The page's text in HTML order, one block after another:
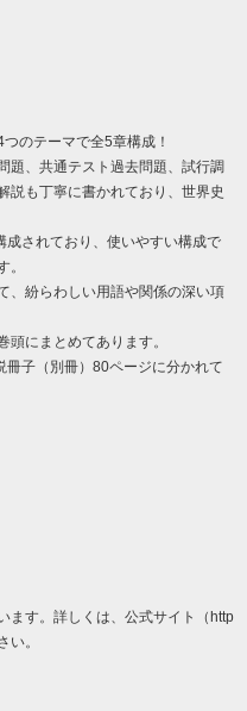
のテーマで全5章構成！
題、共通テスト過去問題、試行調
説も丁寧に書かれており、世界史
成されており、使いやすい構成で
。
、紛らわしい用語や関係の深い項
頭にまとめてあります。
冊子（別冊）80ページに分かれて
ます。詳しくは、公式サイト（http
い。